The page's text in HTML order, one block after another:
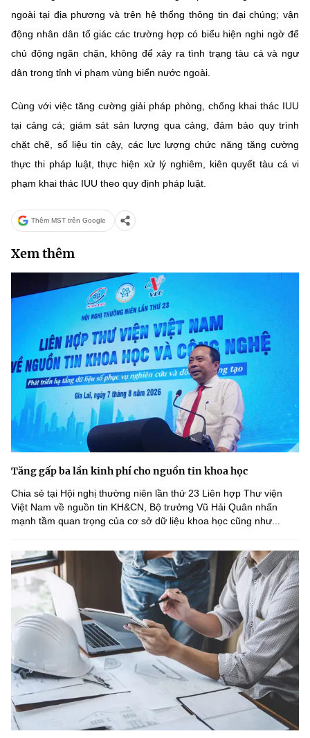
ngoài tại địa phương và trên hệ thống thông tin đại chúng; vận
động nhân dân tố giác các trường hợp có biểu hiện nghi ngờ để
chủ động ngăn chặn, không để xảy ra tình trạng tàu cá và ngư
dân trong tỉnh vi phạm vùng biển nước ngoài.
Cùng với việc tăng cường giải pháp phòng, chống khai thác IUU
tại cảng cá; giám sát sản lượng qua cảng, đảm bảo quy trình
chặt chẽ, số liệu tin cậy, các lực lượng chức năng tăng cường
thực thi pháp luật, thực hiện xử lý nghiêm, kiên quyết tàu cá vi
phạm khai thác IUU theo quy định pháp luật.
Thêm MST trên Google
Xem thêm
Tăng gấp ba lần kinh phí cho nguồn tin khoa học
Chia sẻ tại Hội nghị thường niên lần thứ 23 Liên hợp Thư viện
Việt Nam về nguồn tin KH&CN, Bộ trưởng Vũ Hải Quân nhấn
mạnh tầm quan trọng của cơ sở dữ liệu khoa học cũng như...